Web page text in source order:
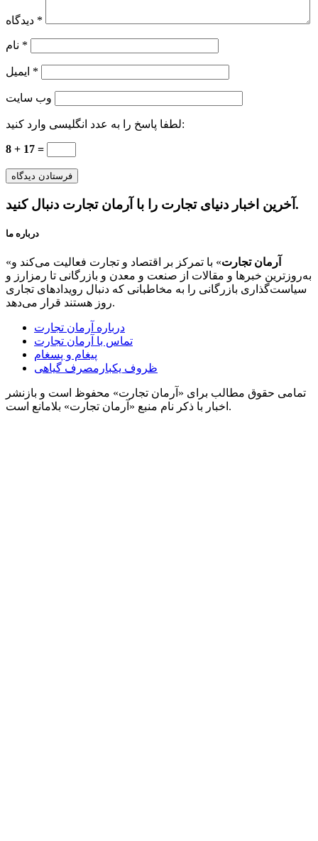
*
*
*
وب‌ سایت
لطفا پاسخ را به عدد انگلیسی وارد کنید:
8 + 17 =
آخرین اخبار دنیای تجارت را با آرمان تجارت دنبال کنید.
درباره ما
« آرمان تجارت» با تمرکز بر اقتصاد و تجارت فعالیت می‌کند و
به‌روزترین خبرها و مقالات از صنعت و معدن و بازرگانی تا رمزارز و
سیاست‌گذاری بازرگانی را به مخاطبانی که دنبال رویدادهای تجاری
روز هستند قرار می‌دهد.
درباره آرمان تجارت
تماس با آرمان تجارت
پیغام و پسغام
ظروف یکبارمصرف گیاهی
تمامی حقوق مطالب برای «آرمان تجارت» محفوظ است و بازنشر
اخبار با ذکر نام منبع «آرمان تجارت» بلامانع است.